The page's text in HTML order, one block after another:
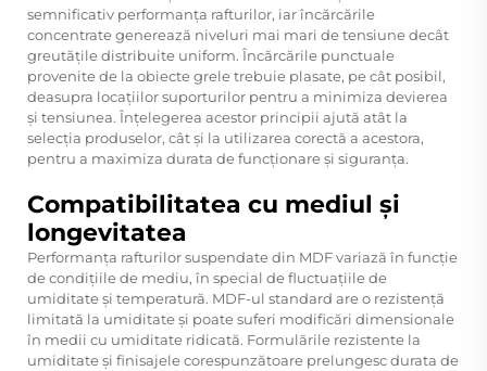
semnificativ performanța rafturilor, iar încărcările
concentrate generează niveluri mai mari de tensiune decât
greutățile distribuite uniform. Încărcările punctuale
provenite de la obiecte grele trebuie plasate, pe cât posibil,
deasupra locațiilor suporturilor pentru a minimiza devierea
și tensiunea. Înțelegerea acestor principii ajută atât la
selecția produselor, cât și la utilizarea corectă a acestora,
pentru a maximiza durata de funcționare și siguranța.
Compatibilitatea cu mediul și
longevitatea
Performanța rafturilor suspendate din MDF variază în funcție
de condițiile de mediu, în special de fluctuațiile de
umiditate și temperatură. MDF-ul standard are o rezistență
limitată la umiditate și poate suferi modificări dimensionale
în medii cu umiditate ridicată. Formulările rezistente la
umiditate și finisajele corespunzătoare prelungesc durata de